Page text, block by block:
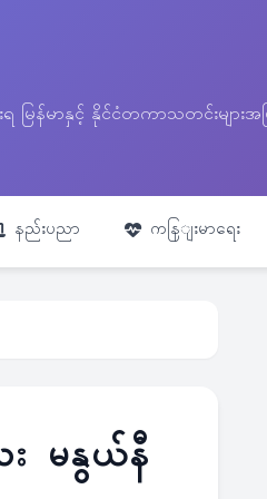
ဆုံးရ မြန်မာနှင့် နိုင်ငံတကာသတင်း
နည်းပညာ ကနြျးမာရေး
မနွယ်နီ